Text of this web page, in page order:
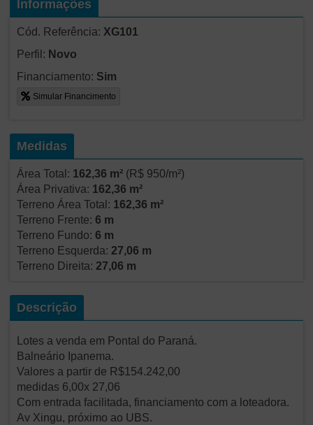
Informações
Cód. Referência: XG101
Perfil: Novo
Financiamento: Sim
Simular Financimento
Medidas
Área Total: 162,36 m²(R$ 950/m²)
Área Privativa: 162,36 m²
Terreno Área Total: 162,36 m²
Terreno Frente: 6 m
Terreno Fundo: 6 m
Terreno Esquerda: 27,06 m
Terreno Direita: 27,06 m
Descrição
Lotes a venda em Pontal do Paraná.
Balneário Ipanema.
Valores a partir de R$154.242,00
medidas 6,00x 27,06
Com entrada facilitada, financiamento com a loteadora.
Av Xingu, próximo ao UBS.